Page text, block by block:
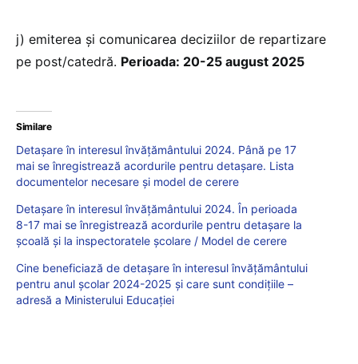
j) emiterea și comunicarea deciziilor de repartizare
pe post/catedră. Perioada: 20-25 august 2025
Similare
Detașare în interesul învățământului 2024. Până pe 17
mai se înregistrează acordurile pentru detașare. Lista
documentelor necesare și model de cerere
Detașare în interesul învățământului 2024. În perioada
8-17 mai se înregistrează acordurile pentru detașare la
școală și la inspectoratele școlare / Model de cerere
Cine beneficiază de detașare în interesul învățământului
pentru anul școlar 2024-2025 și care sunt condițiile –
adresă a Ministerului Educației